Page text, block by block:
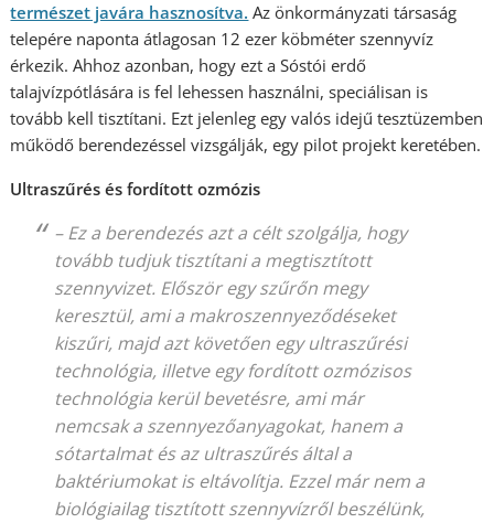
természet javára hasznosítva. Az önkormányzati társaság
telepére naponta átlagosan 12 ezer köbméter szennyvíz
érkezik. Ahhoz azonban, hogy ezt a Sóstói erdő
talajvízpótlására is fel lehessen használni, speciálisan is
tovább kell tisztítani. Ezt jelenleg egy valós idejű tesztüzemben
működő berendezéssel vizsgálják, egy pilot projekt keretében.
Ultraszűrés és fordított ozmózis
– Ez a berendezés azt a célt szolgálja, hogy
tovább tudjuk tisztítani a megtisztított
szennyvizet. Először egy szűrőn megy
keresztül, ami a makroszennyeződéseket
kiszűri, majd azt követően egy ultraszűrési
technológia, illetve egy fordított ozmózisos
technológia kerül bevetésre, ami már
nemcsak a szennyezőanyagokat, hanem a
sótartalmat és az ultraszűrés által a
baktériumokat is eltávolítja. Ezzel már nem a
biológiailag tisztított szennyvízről beszélünk,